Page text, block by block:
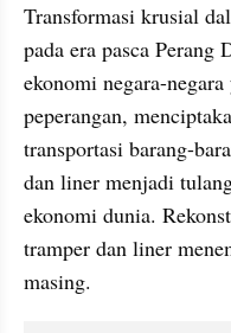
Transformasi krusial
pada era pasca
ekonomi negara-
peperangan,
transportasi barang-
dan liner menjadi
ekonomi dunia.
tramper dan liner
masing.